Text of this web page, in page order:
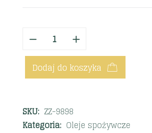
Dodaj do koszyka
SKU: ZZ-9898
Kategoria: Oleje spożywcze